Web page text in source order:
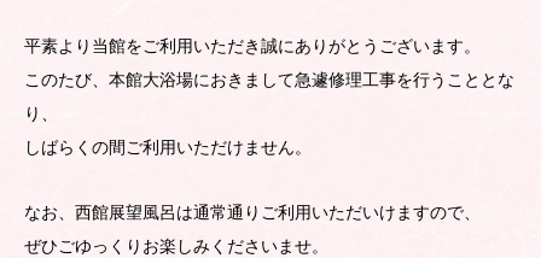
平素より当館をご利用いただき誠にありがとうございます。
このたび、本館大浴場におきまして急遽修理工事を行うこととな
り、
しばらくの間ご利用いただけません。
なお、西館展望風呂は通常通りご利用いただいけますので、
ぜひごゆっくりお楽しみくださいませ。